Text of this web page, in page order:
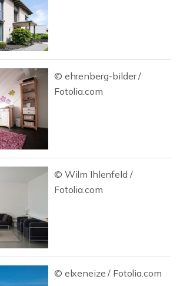
© ehrenberg-bilder /
Fotolia.com
© Wilm Ihlenfeld /
Fotolia.com
© elxeneize / Fotolia.com